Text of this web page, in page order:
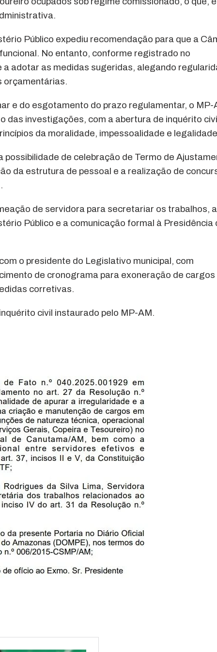
Público expediu recomendação para que a
No entanto, conforme registrado no
adotar as medidas sugeridas, alegando
orçamentárias.
e do esgotamento do prazo regulamentar, o MP-
das investigações, com a abertura de inquérito
da moralidade, impessoalidade e
de celebração de Termo de
da estrutura de pessoal e a realização de
de servidora para secretariar os trabalhos, a
Público e a comunicação formal à Presidência
o presidente do Legislativo municipal, com
de cronograma para exoneração de cargos
corretivas.
civil instaurado pelo MP-AM.